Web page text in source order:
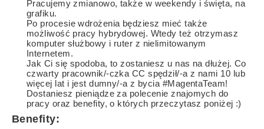
Pracujemy zmianowo, także w weekendy i święta, na
grafiku.
Po procesie wdrożenia będziesz mieć także
możliwość pracy hybrydowej. Wtedy też otrzymasz
komputer służbowy i ruter z nielimitowanym
Internetem.
Jak Ci się spodoba, to zostaniesz u nas na dłużej. Co
czwarty pracownik/-czka CC spędził/-a z nami 10 lub
więcej lat i jest dumny/-a z bycia #MagentaTeam!
Dostaniesz pieniądze za polecenie znajomych do
pracy oraz benefity, o których przeczytasz poniżej :)
Benefity: